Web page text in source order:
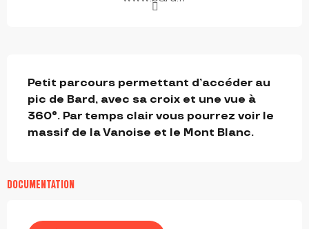
Petit parcours permettant d’accéder au
pic de Bard, avec sa croix et une vue à
360°. Par temps clair vous pourrez voir le
massif de la Vanoise et le Mont Blanc.
DOCUMENTATION